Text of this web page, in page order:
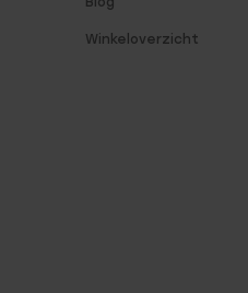
Winkeloverzicht